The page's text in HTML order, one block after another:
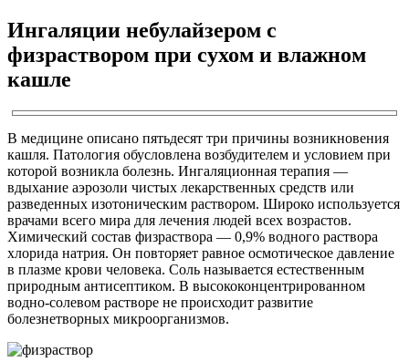
Ингаляции небулайзером с
физраствором при сухом и влажном
кашле
В медицине описано пятьдесят три причины возникновения
кашля. Патология обусловлена возбудителем и условием при
которой возникла болезнь. Ингаляционная терапия —
вдыхание аэрозоли чистых лекарственных средств или
разведенных изотоническим раствором. Широко используется
врачами всего мира для лечения людей всех возрастов.
Химический состав физраствора — 0,9% водного раствора
хлорида натрия. Он повторяет равное осмотическое давление
в плазме крови человека. Соль называется естественным
природным антисептиком. В высококонцентрированном
водно-солевом растворе не происходит развитие
болезнетворных микроорганизмов.